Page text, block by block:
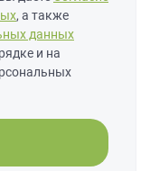
, а также
данных
и на